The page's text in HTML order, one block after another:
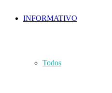
INFORMATIVO
Todos